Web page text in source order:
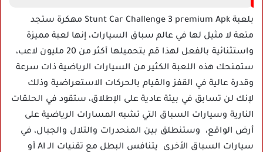
بلعبة Stunt Car Challenge 3 premium Apk مهكرة ستجد
متعة لا مثيل لها في عالم سباق السيارات، إنها لعبة مميزة
واستثنائية بالفعل لهذا قم بتحميلها أكثر من 20 مليون لاعب،
ستمنحك هذه اللعبة الكثير من السيارات الرياضية ذات سرعة
وقدرة عالية في القفز والقيام بالحركات الاستعراضية وذلك
لإنك لن تسابق في بيئة عادية على الإطلاق، ستقود في الحلقات
النارية وسيارات السباق التي تشبه المسارات الرياضية على
أرض الواقع، وستنطلق بين المنحدرات والتلال والجبال، في
سيارات السباق الأخرى يتنافس البطل مع تقنيات الـ AI أو